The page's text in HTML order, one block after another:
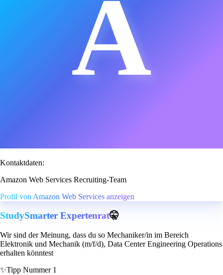
A
Kontaktdaten:
Amazon Web Services Recruiting-Team
Profil von Amazon Web Services anzeigen
StudySmarter Expertenrat🤫
Wir sind der Meinung, dass du so Mechaniker/in im Bereich
Elektronik und Mechanik (m/f/d), Data Center Engineering Operations
erhalten könntest
✨Tipp Nummer 1